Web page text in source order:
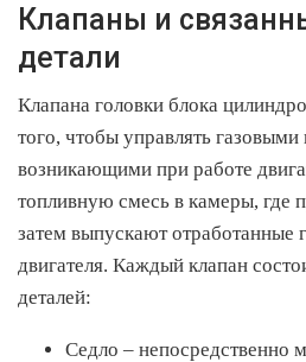
Клапаны и
детали
Клапана головки блока
того, чтобы управлять
возникающими при работе
топливную смесь в камеры, где
затем выпускают отработанные
двигателя. Каждый клапан
деталей:
Седло – непосредственно